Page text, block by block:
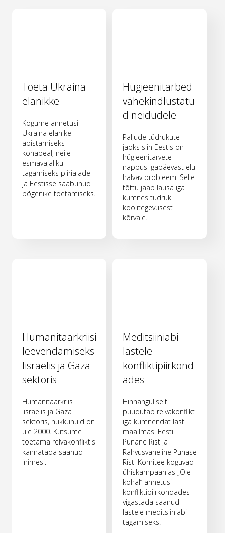
Toeta Ukraina
elanikke
Kogume annetusi
Ukraina elanike
abistamiseks
kohapeal, neile
esmavajaliku
tagamiseks piirialadel
ja Eestisse saabunud
põgenike toetamiseks.
Hügieenitarbed
vähekindlustatu
d neidudele
Paljude tüdrukute
jaoks siin Eestis on
hügieenitarvete
nappus igapäevast elu
halvav probleem. Selle
tõttu jääb lausa iga
kümnes tüdruk
koolitegevusest
kõrvale.
Humanitaarkriisi
leevendamiseks
Iisraelis ja Gaza
sektoris
Humanitaarkriis
Iisraelis ja Gaza
sektoris, hukkunuid on
üle 2000. Kutsume
toetama relvakonfliktis
kannatada saanud
inimesi.
Meditsiiniabi
lastele
konfliktipiirkond
ades
Hinnanguliselt
puudutab relvakonflikt
iga kümnendat last
maailmas. Eesti
Punane Rist ja
Rahvusvaheline Punase
Risti Komitee koguvad
ühiskampaanias „Ole
kohal“ annetusi
konfliktipiirkondades
vigastada saanud
lastele meditsiiniabi
tagamiseks.